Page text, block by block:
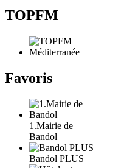
TOPFM
Favoris
1.Mairie de
Bandol
Bandol PLUS